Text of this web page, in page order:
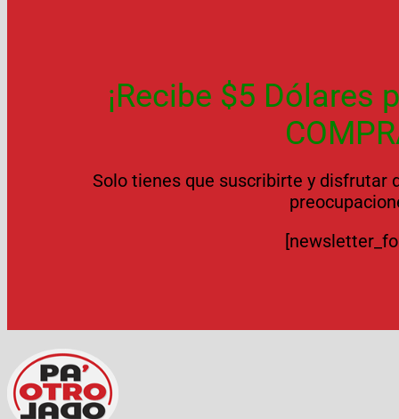
¡Recibe $5 Dólares
Solo tienes que suscribirte y disfrutar